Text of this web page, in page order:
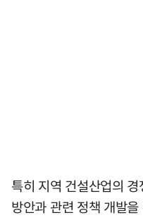
특히 지역 건설산업의
방안과 관련 정책 개발